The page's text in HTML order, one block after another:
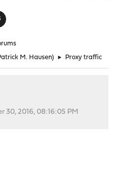
M. Hausen) ► Proxy traffic
30, 2016, 08:16:05 PM